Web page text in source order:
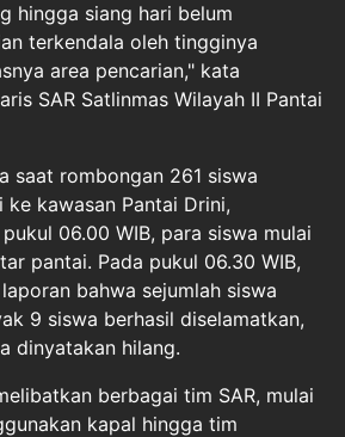
hingga siang hari belum
terkendala oleh tingginya
area pencarian," kata
SAR Satlinmas Wilayah II Pantai
saat rombongan 261 siswa
ke kawasan Pantai Drini,
06.00 WIB, para siswa mulai
pantai. Pada pukul 06.30 WIB,
bahwa sejumlah siswa
9 siswa berhasil diselamatkan,
dinyatakan hilang.
berbagai tim SAR, mulai
kapal hingga tim